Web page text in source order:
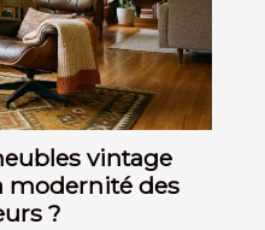
vintage
modernité des
?